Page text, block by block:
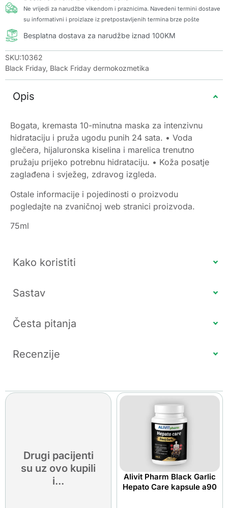
Ne vrijedi za narudžbe vikendom i praznicima. Navedeni termini dostave
su informativni i proizlaze iz pretpostavljenih termina brze pošte
Besplatna dostava za narudžbe iznad 100KM
SKU:10362
Black Friday, Black Friday dermokozmetika
Opis
Bogata, kremasta 10-minutna maska za intenzivnu
hidrataciju i pruža ugodu punih 24 sata. • Voda
glečera, hijaluronska kiselina i marelica trenutno
pružaju prijeko potrebnu hidrataciju. • Koža posatje
zaglađena i svježeg, zdravog izgleda.
Ostale informacije i pojedinosti o proizvodu
pogledajte na zvaničnoj web stranici proizvoda.
75ml
Kako koristiti
Sastav
Česta pitanja
Recenzije
Drugi pacijenti
su uz ovo kupili
i...
Alivit Pharm Black Garlic
Hepato Care kapsule a90